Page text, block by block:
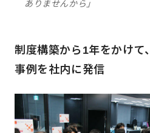
ありませんから」
制度構築から1年をかけて
事例を社内に発信